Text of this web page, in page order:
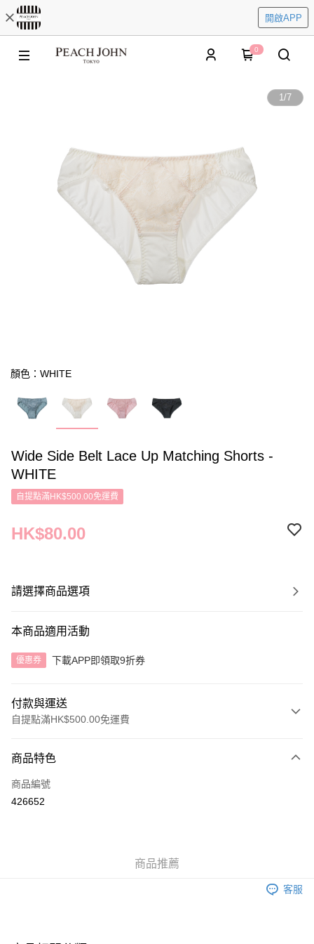
開啟APP
0
1/7
顏色：WHITE
Wide Side Belt Lace Up Matching Shorts -
WHITE
自提點滿HK$500.00免運費
HK$80.00
請選擇商品選項
本商品適用活動
優惠券 下載APP即領取9折券
付款與運送
自提點滿HK$500.00免運費
信用卡
AlipayHK
每筆HK$40.00，滿HK$500.00或以上免運費
商品特色
商品編號
426652
商品推薦
客服